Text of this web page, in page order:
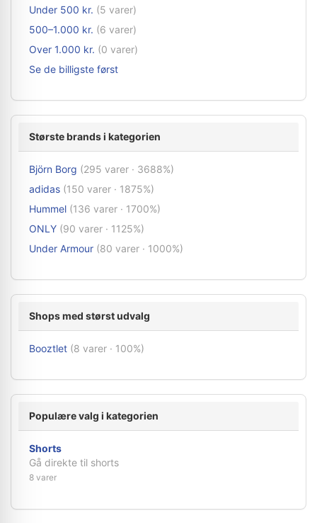
Under 500 kr. (5 varer)
500–1.000 kr. (6 varer)
Over 1.000 kr. (0 varer)
Se de billigste først
Største brands i kategorien
Björn Borg (295 varer · 3688%)
adidas (150 varer · 1875%)
Hummel (136 varer · 1700%)
ONLY (90 varer · 1125%)
Under Armour (80 varer · 1000%)
Shops med størst udvalg
Booztlet (8 varer · 100%)
Populære valg i kategorien
Shorts
Gå direkte til shorts
8 varer